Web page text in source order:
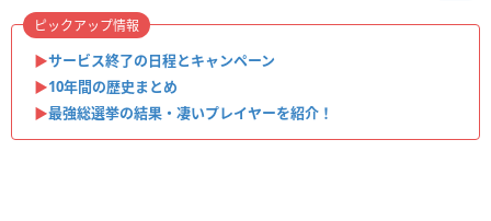
▶︎サービス終了の日程とキャンペーン
▶︎10年間の歴史まとめ
▶︎最強総選挙の結果・凄いプレイヤーを紹介！
ピックアップ情報